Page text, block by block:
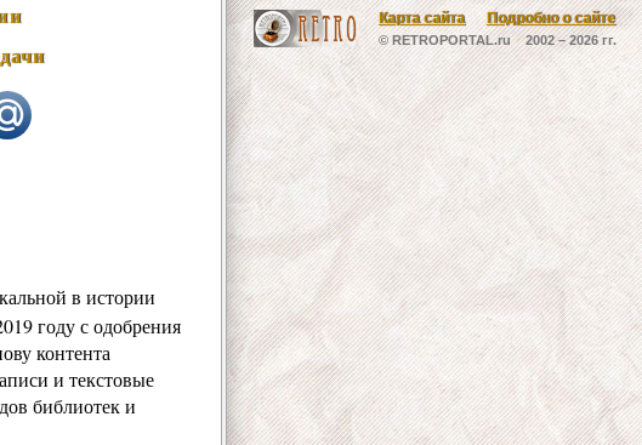
в истории
году с одобрения
контента
и текстовые
библиотек и
Карта сайта Подробно о сайте
© RETROPORTAL.ru 2002 –2026 гг.